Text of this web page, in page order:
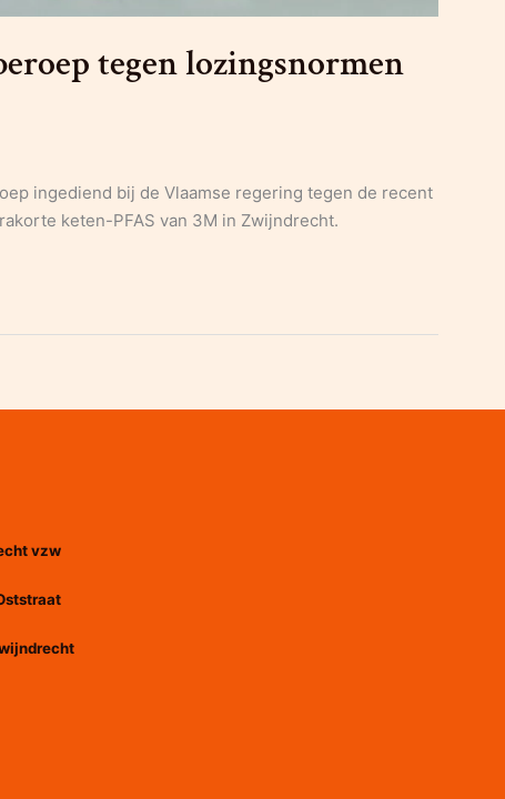
tegen lozingsnormen
ingediend bij de Vlaamse regering tegen de recent
keten-PFAS van 3M in Zwijndrecht.
vzw